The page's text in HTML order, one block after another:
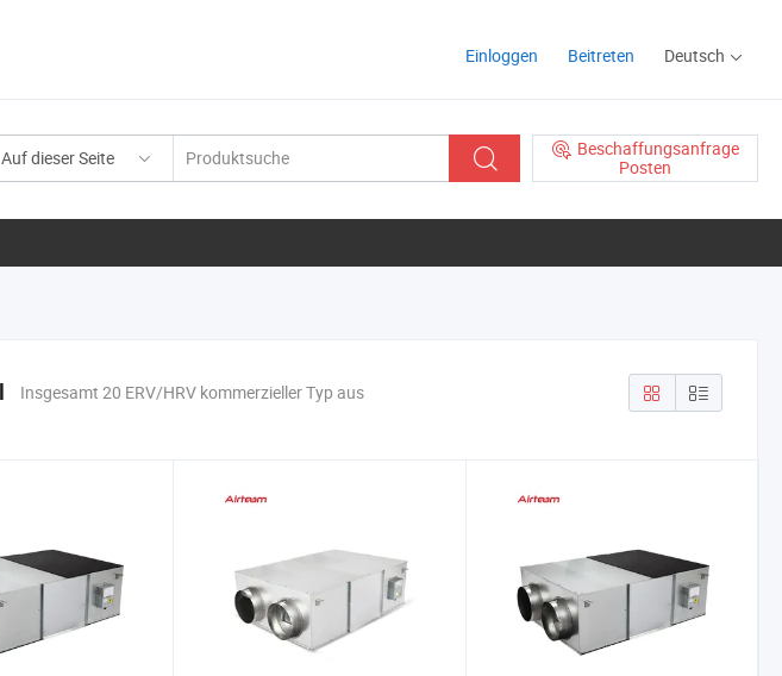
Einloggen Beitreten Deutsch
Auf dieser Seite
Beschaffungsanfrage
Posten
Insgesamt 20 ERV/HRV kommerzieller Typ aus